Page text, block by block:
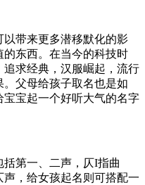
带来更多潜移默化的影
东西。在当今的科技时
求经典，汉服崛起，流行
父母给孩子取名也是如
宝起一个好听大气的名字
第一、二声，仄I指曲
，给女孩起名则可搭配一